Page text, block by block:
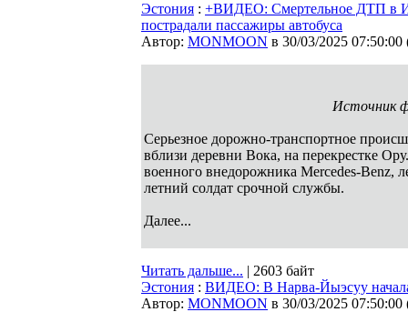
Эстония : +ВИДЕО: Смертельное ДТП в
пострадали пассажиры автобуса
Автор: MONMOON в 30/03/2025 07:50:00
Источник
Серьезное дорожно-транспортное
вблизи деревни Вока, на перекрестке
военного внедорожника Mercedes-Benz,
летний солдат срочной службы.
Далее...
Читать дальше... | 2603 байт
Эстония : ВИДЕО: В Нарва-Йыэсуу
Автор: MONMOON в 30/03/2025 07:50:00